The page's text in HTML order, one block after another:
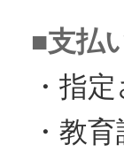
■支払
・指
・教